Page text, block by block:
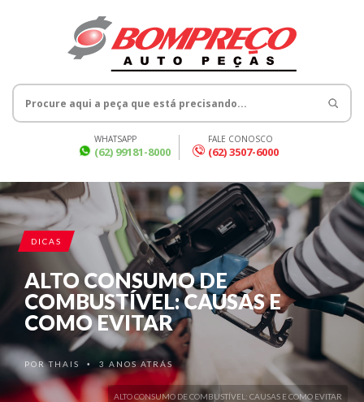
WHATSAPP
(62) 99181-8000
FALE CONOSCO
(62) 3507-6000
ALTO CONSUMO DE COMBUSTÍVEL: CAUSAS E COMO EVITAR
DICAS
ALTO CONSUMO DE
COMBUSTÍVEL: CAUSAS E
COMO EVITAR
PORTHAIS • 3 ANOS ATRÁS